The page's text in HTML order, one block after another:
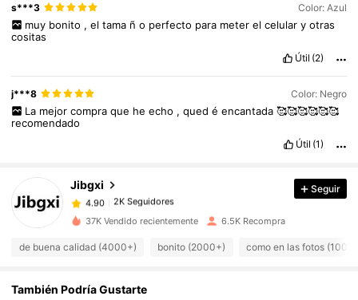
s***3 Color: Azul
muy bonito , el tama ñ o perfecto para meter el celular y otras
cositas
Útil (2)
j***8 Color: Negro
La mejor compra que he echo , qued é encantada 🥰🥰🥰🥰🥰🥰
recomendado
Útil (1)
Jibgxi
4.90
4.90
2K Seguidores
b***9
seguido
4.90
2K Seguidores
4.90 2K Seguidores
4.90 2K Seguidores
Seguir
37K Vendido recientemente 6.5K Recompra
de buena calidad (4000+) bonito (2000+) como en las fotos
También Podría Gustarte